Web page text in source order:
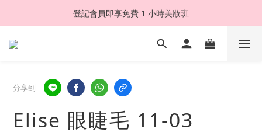
登記會員即享免費 1 小時美妝班
分享到
Elise 眼睫毛 11-03